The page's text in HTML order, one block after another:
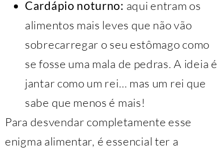
Cardápio noturno: aqui entram os
alimentos mais leves que não vão
sobrecarregar o seu estômago como
se fosse uma mala de pedras. A ideia é
jantar como um rei… mas um rei que
sabe que menos é mais!
Para desvendar completamente esse
enigma alimentar, é essencial ter a